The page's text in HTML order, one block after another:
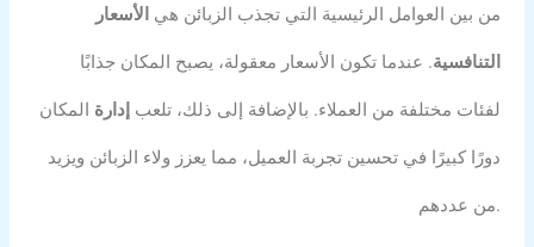
من بين العوامل الرئيسية التي تجذب الزبائن هي الأسعار
التنافسية. عندما تكون الأسعار معقولة، يصبح المكان جذابًا
لفئات مختلفة من العملاء. بالإضافة إلى ذلك، تلعب إدارة المكان
دورًا كبيرًا في تحسين تجربة العميل، مما يعزز ولاء الزبائن ويزيد
من عددهم.